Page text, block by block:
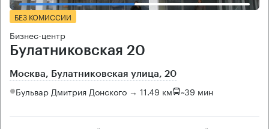
БЕЗ КОМИССИИ
Бизнес-центр
Булатниковская 20
Москва, Булатниковская улица, 20
Бульвар Дмитрия Донского → 11.49 км ~39 мин